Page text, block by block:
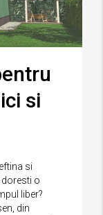
si
si
o
liber?
din